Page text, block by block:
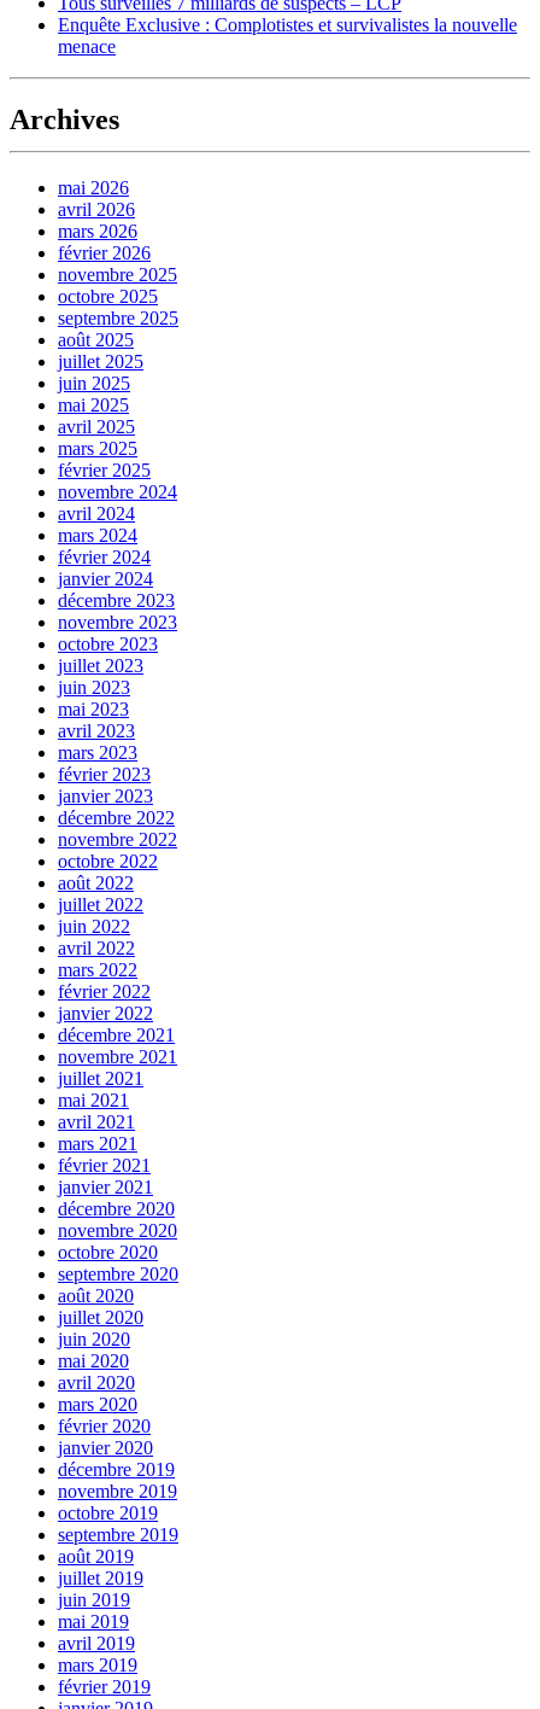
Enquête Exclusive : Complotistes et survivalistes la nouvelle
menace
Archives
mai 2026
avril 2026
mars 2026
février 2026
novembre 2025
octobre 2025
septembre 2025
août 2025
juillet 2025
juin 2025
mai 2025
avril 2025
mars 2025
février 2025
novembre 2024
avril 2024
mars 2024
février 2024
janvier 2024
décembre 2023
novembre 2023
octobre 2023
juillet 2023
juin 2023
mai 2023
avril 2023
mars 2023
février 2023
janvier 2023
décembre 2022
novembre 2022
octobre 2022
août 2022
juillet 2022
juin 2022
avril 2022
mars 2022
février 2022
janvier 2022
décembre 2021
novembre 2021
juillet 2021
mai 2021
avril 2021
mars 2021
février 2021
janvier 2021
décembre 2020
novembre 2020
octobre 2020
septembre 2020
août 2020
juillet 2020
juin 2020
mai 2020
avril 2020
mars 2020
février 2020
janvier 2020
décembre 2019
novembre 2019
octobre 2019
septembre 2019
août 2019
juillet 2019
juin 2019
mai 2019
avril 2019
mars 2019
février 2019